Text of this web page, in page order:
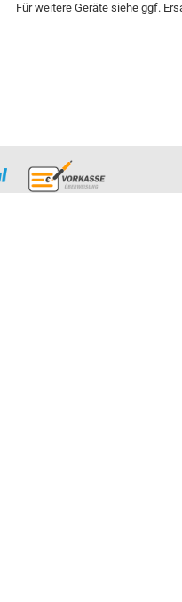
Für weitere Geräte siehe ggf.